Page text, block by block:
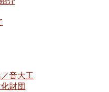
音大工
財団